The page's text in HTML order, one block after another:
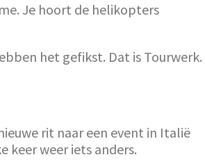
Je hoort de helikopters
het gefikst. Dat is Tourwerk.
rit naar een event in Italië
keer weer iets anders.